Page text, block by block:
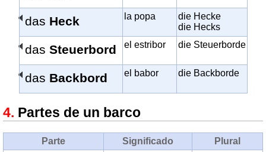
das Heck la popa
die Hecke
die Hecks
das Steuerbord el estribor die Steuerborde
das Backbord el babor die Backborde
Partes de un barco
Parte Significado Plural